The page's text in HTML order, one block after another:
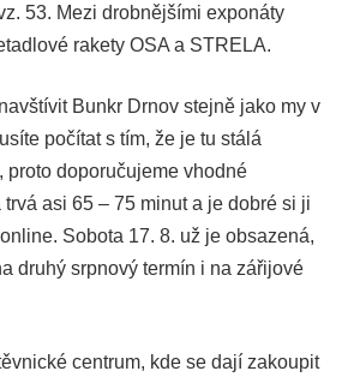
53. Mezi drobnějšími exponáty
rakety OSA a STRELA.
Bunkr Drnov stejně jako my v
počítat s tím, že je tu stálá
proto doporučujeme vhodné
asi 65 – 75 minut a je dobré si ji
Sobota 17. 8. už je obsazená,
druhý srpnový termín i na zářijové
centrum, kde se dají zakoupit